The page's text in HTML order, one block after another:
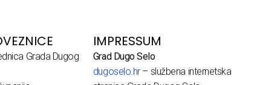
Grada Dugog
IMPRESSUM
Grad Dugo Selo
dugoselo.hr– službena internetska